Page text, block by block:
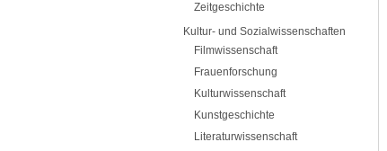
Zeitgeschichte
Kultur- und Sozialwissenschaften
Filmwissenschaft
Frauenforschung
Kulturwissenschaft
Kunstgeschichte
Literaturwissenschaft